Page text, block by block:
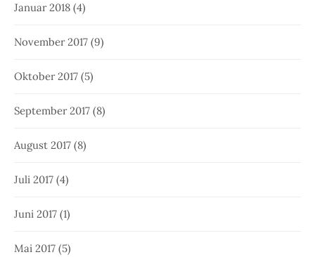
Januar 2018 (4)
November 2017 (9)
Oktober 2017 (5)
September 2017 (8)
August 2017 (8)
Juli 2017 (4)
Juni 2017 (1)
Mai 2017 (5)